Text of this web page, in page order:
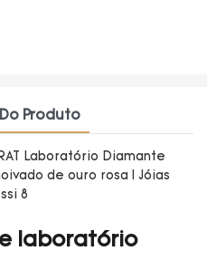
Produto
laboratório